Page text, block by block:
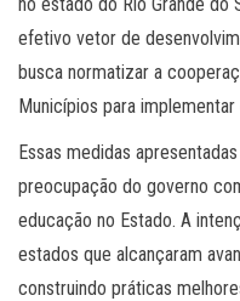
efetivo vetor de
busca normatizar a
Municípios para
Essas medidas
preocupação do governo
educação no Estado. A
estados que alcançaram
construindo práticas